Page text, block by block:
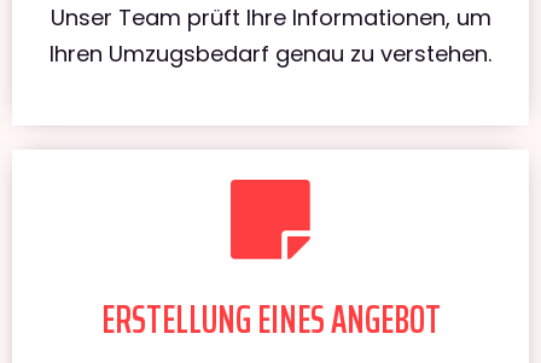
Unser Team prüft Ihre Informationen, um
Ihren Umzugsbedarf genau zu verstehen.
ERSTELLUNG EINES ANGEBOT